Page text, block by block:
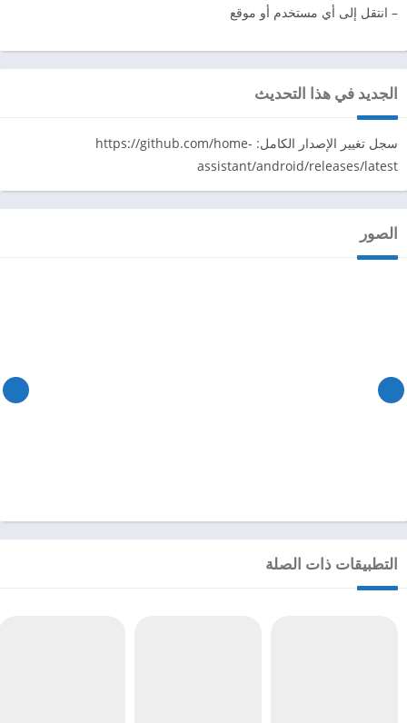
– انتقل إلى أي مستخدم أو موقع
الجديد في هذا التحديث
سجل تغيير الإصدار الكامل: https://github.com/home-
assistant/android/releases/latest
الصور
التطبيقات ذات الصلة